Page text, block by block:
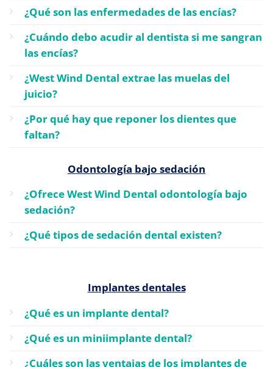
¿Qué son las enfermedades de las encías?
¿Cuándo debo acudir al dentista si me sangran
las encías?
¿West Wind Dental extrae las muelas del
juicio?
¿Por qué hay que reponer los dientes que
faltan?
Odontología bajo sedación
¿Ofrece West Wind Dental odontología bajo
sedación?
¿Qué tipos de sedación dental existen?
Implantes dentales
¿Qué es un implante dental?
¿Qué es un miniimplante dental?
¿Cuáles son las ventajas de los implantes de